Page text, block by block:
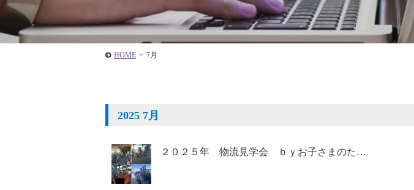
HOME > 7月
2025 7月
２０２５年 物流見学会 ｂｙお子さまのた…